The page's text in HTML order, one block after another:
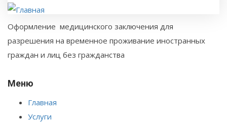
Оформление медицинского заключения для
разрешения на временное проживание иностранных
граждан и лиц без гражданства
Меню
Главная
Услуги